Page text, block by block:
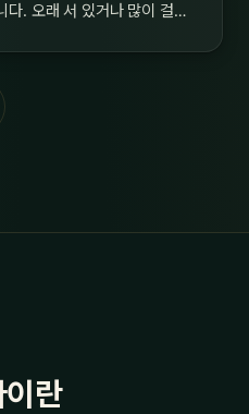
다. 오래 서 있거나 많이 걸…
이란